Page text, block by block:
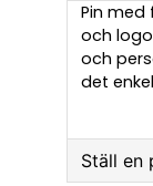
Pin med
och
och
det
Ställ en